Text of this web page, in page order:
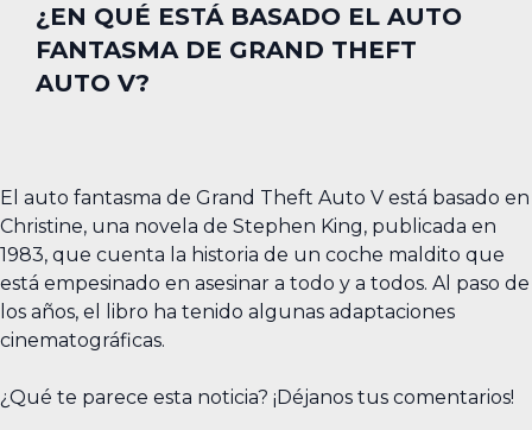
¿EN QUÉ ESTÁ BASADO EL AUTO
FANTASMA DE GRAND THEFT
AUTO V?
El auto fantasma de Grand Theft Auto V está basado en
Christine, una novela de Stephen King, publicada en
1983, que cuenta la historia de un coche maldito que
está empesinado en asesinar a todo y a todos. Al paso de
los años, el libro ha tenido algunas adaptaciones
cinematográficas.
¿Qué te parece esta noticia? ¡Déjanos tus comentarios!